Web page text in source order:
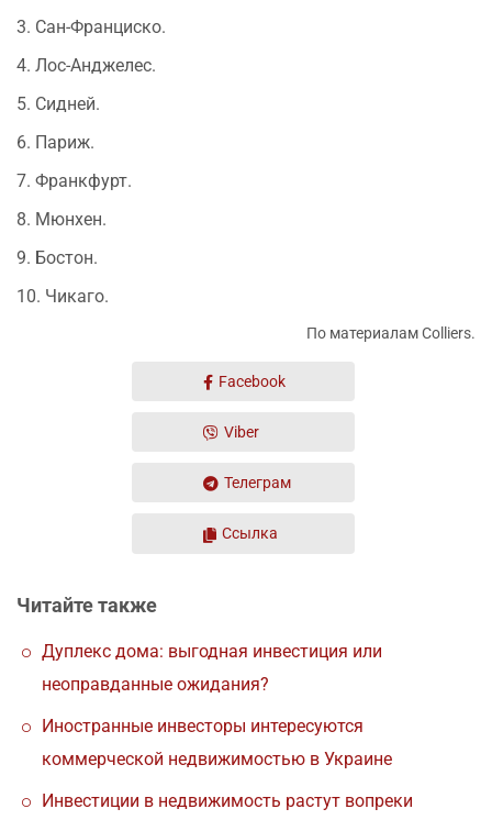
3. Сан-Франциско.
4. Лос-Анджелес.
5. Сидней.
6. Париж.
7. Франкфурт.
8. Мюнхен.
9. Бостон.
10. Чикаго.
По материалам Colliers.
Facebook
Viber
Телеграм
Ссылка
Читайте также
Дуплекс дома: выгодная инвестиция или
неоправданные ожидания?
Иностранные инвесторы интересуются
коммерческой недвижимостью в Украине
Инвестиции в недвижимость растут вопреки